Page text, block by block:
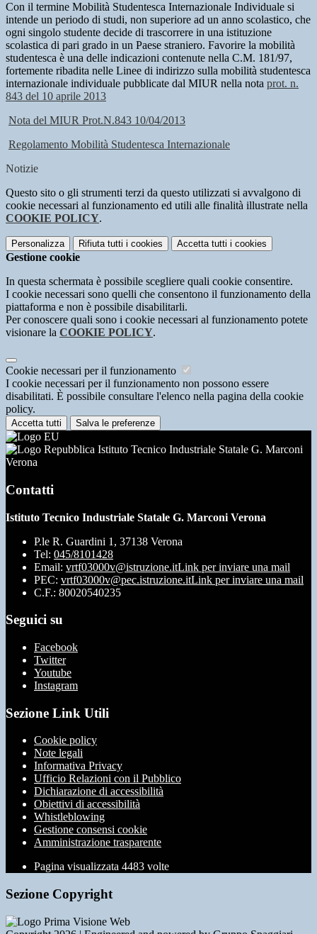
Con il termine Mobilità Studentesca Internazionale Individuale si
intende un periodo di studi, non superiore ad un anno scolastico, che
ogni singolo studente decide di trascorrere in una istituzione
scolastica di pari grado in un Paese straniero. Favorire la mobilità
studentesca è una delle indicazioni contenute nella C.M. 181/97,
fortemente ribadita nelle Linee di indirizzo sulla mobilità studentesca
internazionale individuale pubblicate dal MIUR nella nota prot. n.
843 del 10 aprile 2013
Nota del MIUR Prot.N.843 10/04/2013
Regolamento Mobilità Studentesca Internazionale
Notizie
Questo sito o gli strumenti terzi da questo utilizzati si avvalgono di
cookie necessari al funzionamento ed utili alle finalità illustrate nella
COOKIE POLICY.
Personalizza Rifiuta tutti i cookies Accetta tutti i cookies
Gestione cookie
In questa schermata è possibile scegliere quali cookie consentire.
I cookie necessari sono quelli che consentono il funzionamento della
piattaforma e non è possibile disabilitarli.
Per conoscere quali sono i cookie necessari al funzionamento potete
visionare la COOKIE POLICY.
Cookie necessari per il funzionamento
I cookie necessari per il funzionamento non possono essere
disabilitati. È possibile consultare l'elenco nella pagina della cookie
policy.
Accetta tutti Salva le preferenze
Istituto Tecnico Industriale Statale G. Marconi
Verona
Contatti
Istituto Tecnico Industriale Statale G. Marconi Verona
P.le R. Guardini 1, 37138 Verona
Tel: 045/8101428
Email: vrtf03000v@istruzione.itLink per inviare una mail
PEC: vrtf03000v@pec.istruzione.itLink per inviare una mail
C.F.: 80020540235
Seguici su
Facebook
Twitter
Youtube
Instagram
Sezione Link Utili
Cookie policy
Note legali
Informativa Privacy
Ufficio Relazioni con il Pubblico
Dichiarazione di accessibilità
Obiettivi di accessibilità
Whistleblowing
Gestione consensi cookie
Amministrazione trasparente
Pagina visualizzata 4483 volte
Sezione Copyright